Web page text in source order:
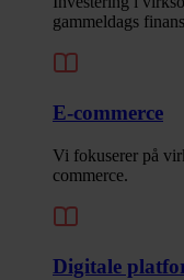
gammeldags
E-commerce
Vi fokuserer på
commerce.
Digitale